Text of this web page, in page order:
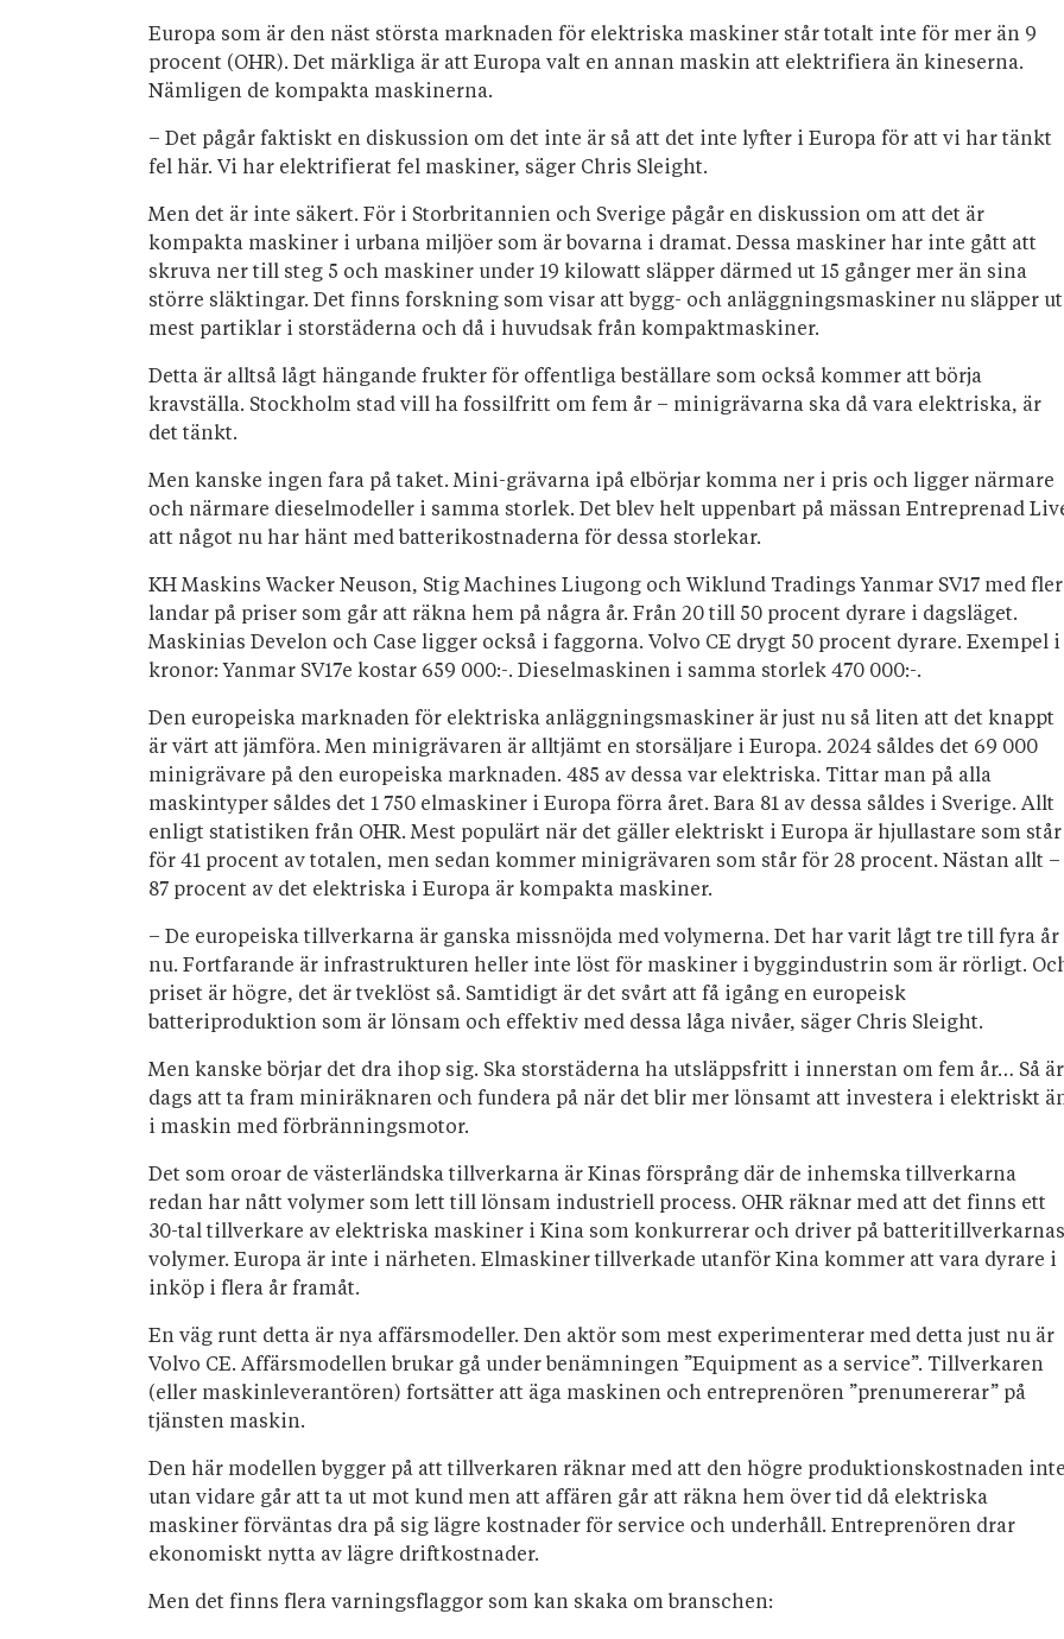
Europa som är den näst största marknaden för elektriska maskiner står totalt inte för mer än 9
procent (OHR). Det märkliga är att Europa valt en annan maskin att elektrifiera än kineserna.
Nämligen de kompakta maskinerna.
– Det pågår faktiskt en diskussion om det inte är så att det inte lyfter i Europa för att vi har tänkt
fel här. Vi har elektrifierat fel maskiner, säger Chris Sleight.
Men det är inte säkert. För i Storbritannien och Sverige pågår en diskussion om att det är
kompakta maskiner i urbana miljöer som är bovarna i dramat. Dessa maskiner har inte gått att
skruva ner till steg 5 och maskiner under 19 kilowatt släpper därmed ut 15 gånger mer än sina
större släktingar. Det finns forskning som visar att bygg- och anläggningsmaskiner nu släpper ut
mest partiklar i storstäderna och då i huvudsak från kompaktmaskiner.
Detta är alltså lågt hängande frukter för offentliga beställare som också kommer att börja
kravställa. Stockholm stad vill ha fossilfritt om fem år – minigrävarna ska då vara elektriska, är
det tänkt.
Men kanske ingen fara på taket. Mini-grävarna ipå elbörjar komma ner i pris och ligger närmare
och närmare dieselmodeller i samma storlek. Det blev helt uppenbart på mässan Entreprenad
att något nu har hänt med batterikostnaderna för dessa storlekar.
KH Maskins Wacker Neuson, Stig Machines Liugong och Wiklund Tradings Yanmar SV17 med
landar på priser som går att räkna hem på några år. Från 20 till 50 procent dyrare i dagsläget.
Maskinias Develon och Case ligger också i faggorna. Volvo CE drygt 50 procent dyrare. Exempel i
kronor: Yanmar SV17e kostar 659 000:-. Dieselmaskinen i samma storlek 470 000:-.
Den europeiska marknaden för elektriska anläggningsmaskiner är just nu så liten att det knappt
är värt att jämföra. Men minigrävaren är alltjämt en storsäljare i Europa. 2024 såldes det 69 000
minigrävare på den europeiska marknaden. 485 av dessa var elektriska. Tittar man på alla
maskintyper såldes det 1 750 elmaskiner i Europa förra året. Bara 81 av dessa såldes i Sverige. Allt
enligt statistiken från OHR. Mest populärt när det gäller elektriskt i Europa är hjullastare som står
för 41 procent av totalen, men sedan kommer minigrävaren som står för 28 procent. Nästan allt –
87 procent av det elektriska i Europa är kompakta maskiner.
– De europeiska tillverkarna är ganska missnöjda med volymerna. Det har varit lågt tre till fyra år
nu. Fortfarande är infrastrukturen heller inte löst för maskiner i byggindustrin som är rörligt.
priset är högre, det är tveklöst så. Samtidigt är det svårt att få igång en europeisk
batteriproduktion som är lönsam och effektiv med dessa låga nivåer, säger Chris Sleight.
Men kanske börjar det dra ihop sig. Ska storstäderna ha utsläppsfritt i innerstan om fem år… Så är
dags att ta fram miniräknaren och fundera på när det blir mer lönsamt att investera i elektriskt
i maskin med förbränningsmotor.
Det som oroar de västerländska tillverkarna är Kinas försprång där de inhemska tillverkarna
redan har nått volymer som lett till lönsam industriell process. OHR räknar med att det finns ett
30-tal tillverkare av elektriska maskiner i Kina som konkurrerar och driver på batteritillverkarnas
volymer. Europa är inte i närheten. Elmaskiner tillverkade utanför Kina kommer att vara dyrare i
inköp i flera år framåt.
En väg runt detta är nya affärsmodeller. Den aktör som mest experimenterar med detta just nu är
Volvo CE. Affärsmodellen brukar gå under benämningen ”Equipment as a service”. Tillverkaren
(eller maskinleverantören) fortsätter att äga maskinen och entreprenören ”prenumererar” på
tjänsten maskin.
Den här modellen bygger på att tillverkaren räknar med att den högre produktionskostnaden
utan vidare går att ta ut mot kund men att affären går att räkna hem över tid då elektriska
maskiner förväntas dra på sig lägre kostnader för service och underhåll. Entreprenören drar
ekonomiskt nytta av lägre driftkostnader.
Men det finns flera varningsflaggor som kan skaka om branschen: